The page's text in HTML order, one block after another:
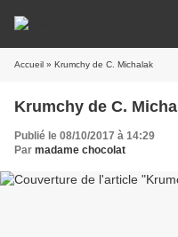
Accueil » Krumchy de C. Michalak
Krumchy de C.
Publié le 08/10/2017 à 14:29
Par madame chocolat